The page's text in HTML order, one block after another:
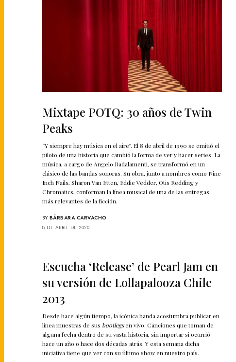
Mixtape POTQ: 30 años de Twin
Peaks
“Y siempre hay música en el aire”. El 8 de abril de 1990 se emitió el
piloto de una historia que cambió la forma de ver y hacer series. La
música, a cargo de Angelo Badalamenti, se transformó en un
clásico de las bandas sonoras. Su obra, junto a nombres como Nine
Inch Nails, Sharon Van Etten, Eddie Vedder, Otis Redding y
Chromatics, conforman la línea musical de una de las entregas
más relevantes de la ficción.
BY BÁRBARA CARVACHO
8 DE ABRIL DE 2020
Escucha ‘Release’ de Pearl Jam en
su versión de Lollapalooza Chile
2013
Desde hace algún tiempo, la icónica banda acostumbra publicar en
línea muestras de sus bootlegsen vivo. Canciones que toman de
alguna fecha dentro de su vasta historia, sin importar si ocurrió
hace un año o hace dos décadas atrás. Y esta semana dicha
iniciativa tiene que ver con su último show en nuestro país.